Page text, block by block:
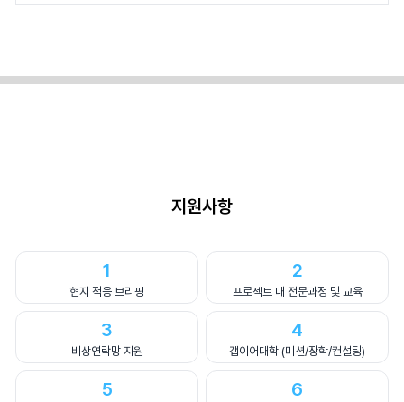
지원사항
1
현지 적응 브리핑
2
프로젝트 내 전문과정 및 교육
3
비상연락망 지원
4
갭이어대학 (미션/장학/컨설팅)
5 6